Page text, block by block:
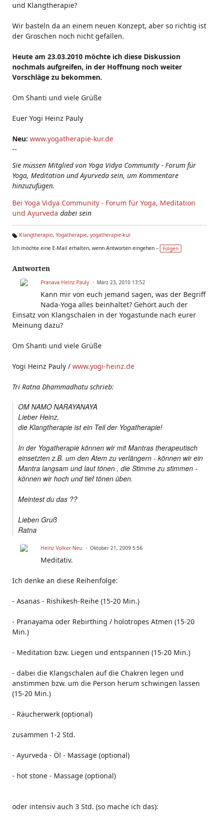
und Klangtherapie?
Wir basteln da an einem neuen Konzept, aber so richtig ist
der Groschen noch nicht gefallen.
Heute am 23.03.2010 möchte ich diese Diskussion
nochmals aufgreifen, in der Hoffnung noch weiter
Vorschläge zu bekommen.
Om Shanti und viele Grüße
Euer Yogi Heinz Pauly
Neu: www.yogatherapie-kur.de
--
Sie müssen Mitglied von Yoga Vidya Community - Forum für
Yoga, Meditation und Ayurveda sein, um Kommentare
hinzuzufügen.
Bei Yoga Vidya Community - Forum für Yoga, Meditation
und Ayurveda dabei sein
g
Klangtherapie, Yogatherapie, yogatherapie-kur
Ich möchte eine E-Mail erhalten, wenn Antworten eingehen –
Folgen
Antworten
Pranava Heinz Pauly März 23, 2010 13:52
Kann mir von euch jemand sagen, was der Begriff
Nada-Yoga alles beinhaltet? Gehört auch der
Einsatz von Klangschalen in der Yogastunde nach eurer
Meinung dazu?
Om Shanti und viele Grüße
Yogi Heinz Pauly / www.yogi-heinz.de
Tri Ratna Dhammadhatu schrieb:
OM NAMO NARAYANAYA
Lieber Heinz,
die Klangtherapie ist ein Teil der Yogatherapie!
In der Yogatherapie können wir mit Mantras therapeutisch
einsetzten z.B. um den Atem zu verlängern - können wir ein
Mantra langsam und laut tönen , die Stimme zu stimmen -
können wir hoch und tief tönen üben.
Meintest du das ??
Lieben Gruß
Ratna
Heinz Volker Neu Oktober 21, 2009 5:56
Meditativ.
Ich denke an diese Reihenfolge:
- Asanas - Rishikesh-Reihe (15-20 Min.)
- Pranayama oder Rebirthing / holotropes Atmen (15-20
Min.)
- Meditation bzw. Liegen und entspannen (15-20 Min.)
- dabei die Klangschalen auf die Chakren legen und
anstimmen bzw. um die Person herum schwingen lassen
(15-20 Min.)
- Räucherwerk (optional)
zusammen 1-2 Std.
- Ayurveda - Öl - Massage (optional)
- hot stone - Massage (optional)
oder intensiv auch 3 Std. (so mache ich das):